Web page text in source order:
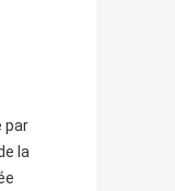
par
la